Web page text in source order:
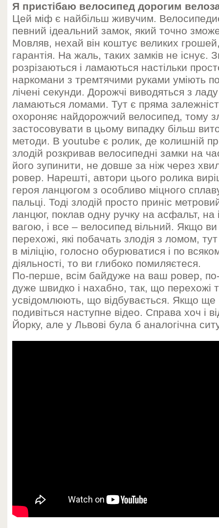
Я пристібаю велосипед дорогим
Цей міф є найбільш живучим.
певний ідеальний замок, який точно
Мовляв, нехай він коштує великих
гарантія. На жаль, таких замків не існує.
розрізаються і ламаються настільки
наркомани з тремтячими руками уміють
лічені секунди. Дорожчі виводяться з
ламаються ломами. Тут є пряма
охороняє найдорожчий велосипед, тому
застосовувати в цьому випадку більш
методи. В youtube є ролик, де колишній
злодій розкривав велосипедні замки на
його зупинити, не довше за ніж через
ровер. Нарешті, автори цього ролика
героя ланцюгом з особливо міцного
пальці. Тоді злодій просто приніс
ланцюг, поклав одну ручку на асфальт, на
вагою, і все – велосипед вільний. Якщо
перехожі, які побачать злодія з ломом,
в міліцію, голосно обурюватися і по
діяльності, то ви глибоко помиляєтеся.
По-перше, всім байдуже на ваш ровер, по-
дуже швидко і нахабно, так, що перехожі
усвідомлюють, що відбувається. Якщо ще
подивіться наступне відео. Справа хоч і
Йорку, але у Львові була б аналогічна